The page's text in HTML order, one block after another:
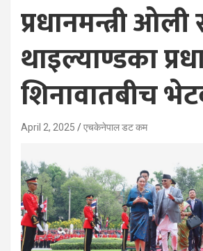
प्रधानमन्त्री ओली
थाइल्याण्डका
शिनावातबीच
April 2, 2025 एचकेनेपाल डट कम